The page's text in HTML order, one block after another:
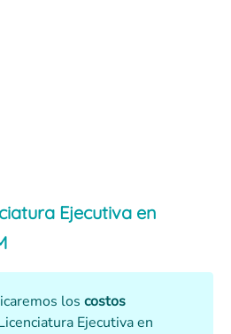
Ejecutiva en
los costos
Ejecutiva en